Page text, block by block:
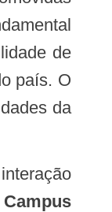
de
país. O
da
Campus